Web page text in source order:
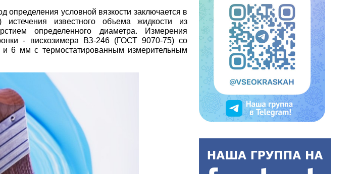
определения условной вязкости заключается в
истечения известного объема жидкости из
определенного диаметра. Измерения
- вискозимера ВЗ-246 (ГОСТ 9070-75) со
6 мм с термостатированным измерительным